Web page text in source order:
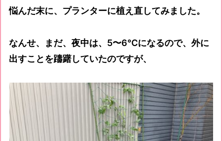
悩んだ末に、プランターに植え直してみました。
なんせ、まだ、夜中は、5〜6℃になるので、外に
出すことを躊躇していたのですが、